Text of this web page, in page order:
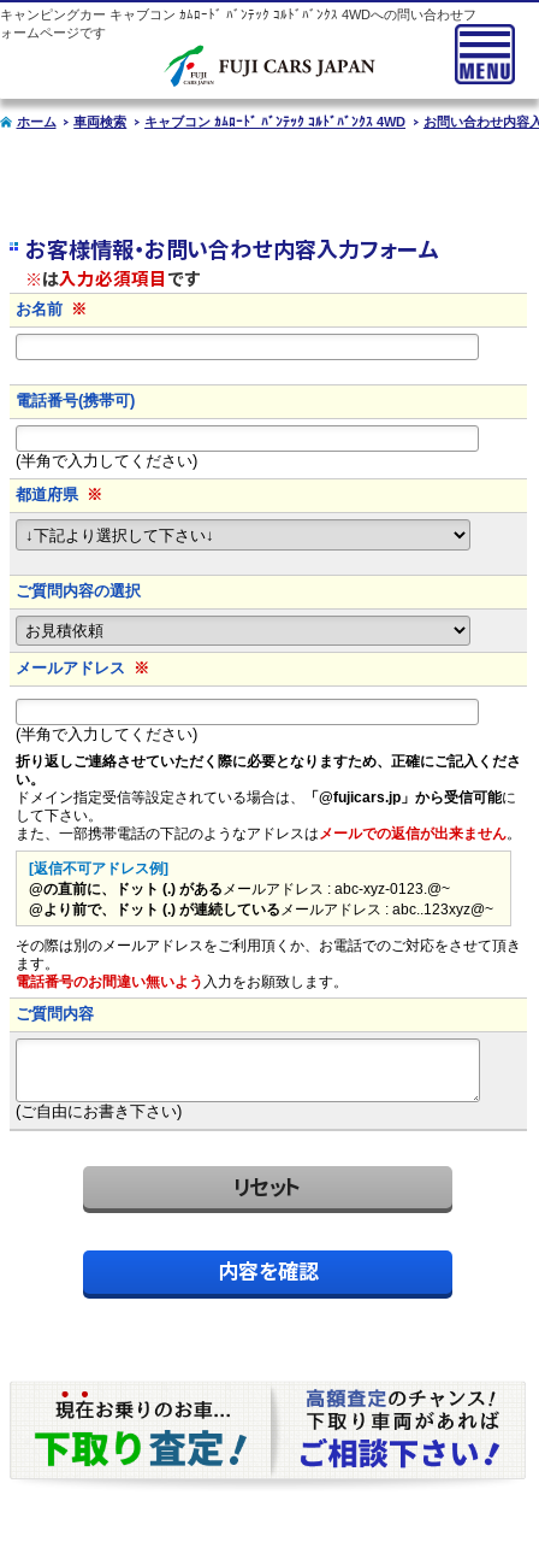
キャンピングカー キャブコン ｶﾑﾛｰﾄﾞ ﾊﾞﾝﾃｯｸ ｺﾙﾄﾞﾊﾞﾝｸｽ 4WDへの問い合わせフ
ォームページです
ホーム 車両検索 キャブコン ｶﾑﾛｰﾄﾞ ﾊﾞﾝﾃｯｸ ｺﾙﾄﾞﾊﾞﾝｸｽ 4WD お問い合わせ内容
お客様情報・お問い合わせ内容入力フォーム
※は入力必須項目です
お名前 ※
電話番号(携帯可)
(半角で入力してください)
都道府県 ※
ご質問内容の選択
メールアドレス ※
(半角で入力してください)
折り返しご連絡させていただく際に必要となりますため、正確にご記入くださ
い。
ドメイン指定受信等設定されている場合は、
「@fujicars.jp」から受信可能に
して下さい。
また、一部携帯電話の下記のようなアドレスは メールでの返信が出来ません。
[返信不可アドレス例]
@の直前に、ドット (.) がある メールアドレス : abc-xyz-0123.@~
@より前で、ドット (.) が連続している メールアドレス : abc..123xyz@~
その際は別のメールアドレスをご利用頂くか、お電話でのご対応をさせて頂き
ます。
電話番号のお間違い無いよう 入力をお願致します。
ご質問内容
(ご自由にお書き下さい)